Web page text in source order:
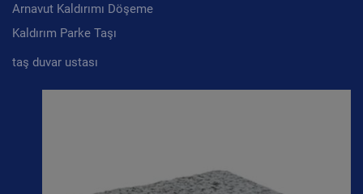
Arnavut Kaldırımı Döşeme
Kaldırım Parke Taşı
taş duvar ustası